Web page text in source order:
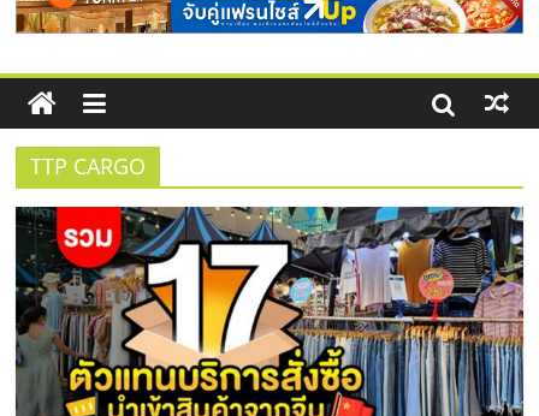
โจทย์ธุรกิจ
ข้อมูล
ธุรกิจ
SME
แห่ง
ประเทศไทย,
ThaiSMEsCenter,
TTP CARGO